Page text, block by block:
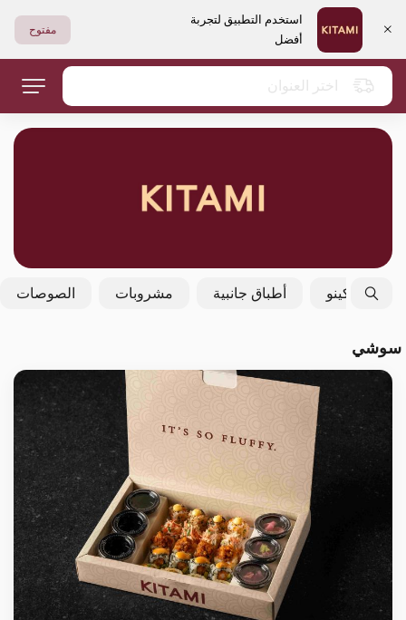
استخدم التطبيق لتجربة
أفضل
مفتوح
اختر العنوان
فولكينو أطباق جانبية مشروبات الصوصات
سوشي